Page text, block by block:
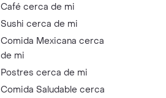
Café cerca de mi
Sushi cerca de mi
Comida Mexicana cerca
de mi
Postres cerca de mi
Comida Saludable cerca